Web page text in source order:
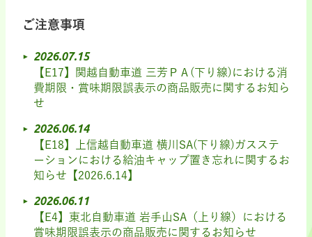
ご注意事項
2026.07.15
【E17】関越自動車道 三芳ＰＡ(下り線)における消
費期限・賞味期限誤表示の商品販売に関するお知ら
せ
2026.06.14
【E18】上信越自動車道 横川SA(下り線)ガスステ
ーションにおける給油キャップ置き忘れに関するお
知らせ【2026.6.14】
2026.06.11
【E4】東北自動車道 岩手山SA（上り線）における
賞味期限誤表示の商品販売に関するお知らせ